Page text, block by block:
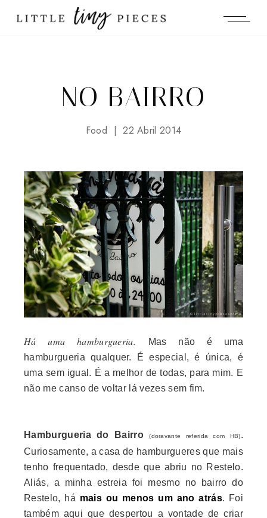
NO BAIRRO
Food 22 Abril 2014
Há uma hamburgueria.
Mas não é uma
hamburgueria qualquer. É especial, é única, é
uma sem igual. É a melhor de todas, para mim. E
não me canso de voltar lá vezes sem fim.
Hamburgueria do Bairro (doravante referida com HB).
Curiosamente, a casa de hamburgueres que mais
tenho frequentado, desde que abriu no Restelo.
Aliás, a minha estreia foi mesmo no bairro do
Restelo, há mais ou menos um ano atrás. Foi
também aqui que despertou a vontade de criar